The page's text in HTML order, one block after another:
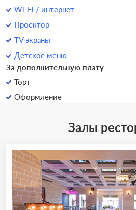
Wi-Fi / интернет
Проектор
TV экраны
Детское меню
За дополнительную плату
Торт
Оформление
Залы